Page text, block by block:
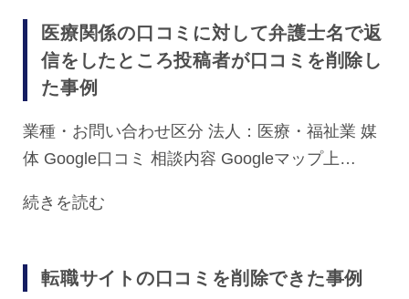
医療関係の口コミに対して弁護士名で返
信をしたところ投稿者が口コミを削除し
た事例
業種・お問い合わせ区分 法人：医療・福祉業 媒
体 Google口コミ 相談内容 Googleマップ上…
続きを読む
転職サイトの口コミを削除できた事例